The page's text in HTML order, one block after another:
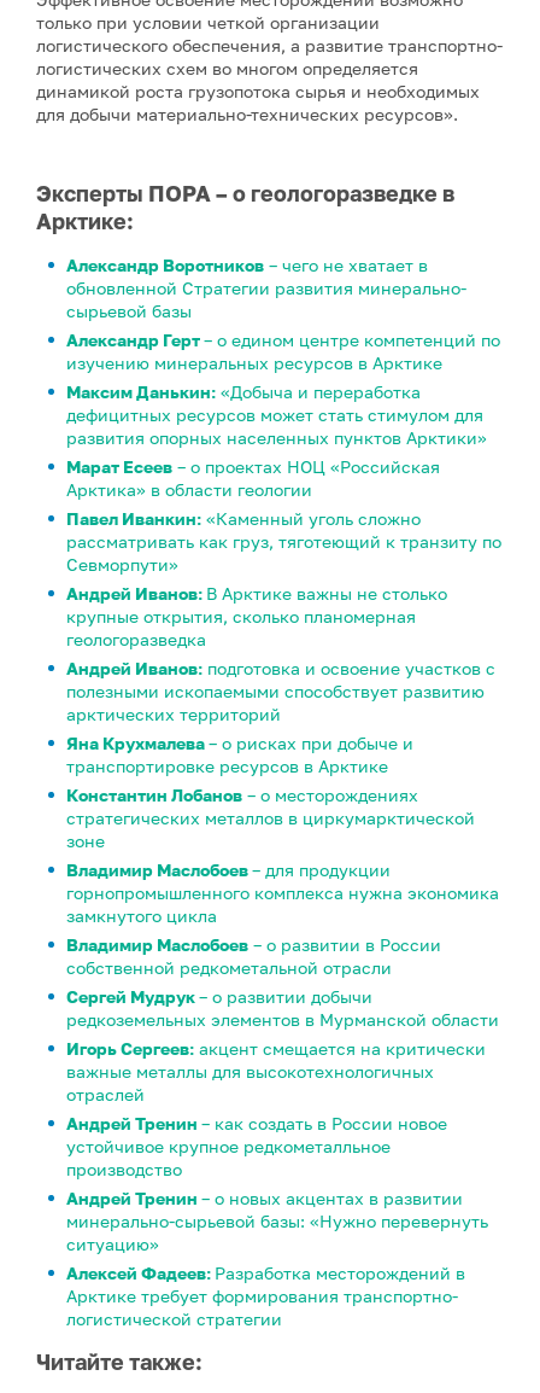
только при условии четкой организации
логистического обеспечения, а развитие транспортно-
логистических схем во многом определяется
динамикой роста грузопотока сырья и необходимых
для добычи материально-технических ресурсов».
Эксперты ПОРА – о геологоразведке в
Арктике:
Александр Воротников – чего не хватает в
обновленной Стратегии развития минерально-
сырьевой базы
Александр Герт– о едином центре компетенций по
изучению минеральных ресурсов в Арктике
Максим Данькин: «Добыча и переработка
дефицитных ресурсов может стать стимулом для
развития опорных населенных пунктов Арктики»
Марат Есеев – о проектах НОЦ «Российская
Арктика» в области геологии
Павел Иванкин: «Каменный уголь сложно
рассматривать как груз, тяготеющий к транзиту по
Севморпути»
Андрей Иванов: В Арктике важны не столько
крупные открытия, сколько планомерная
геологоразведка
Андрей Иванов: подготовка и освоение участков с
полезными ископаемыми способствует развитию
арктических территорий
Яна Крухмалева– о рисках при добыче и
транспортировке ресурсов в Арктике
Константин Лобанов – о месторождениях
стратегических металлов в циркумарктической
зоне
Владимир Маслобоев– для продукции
горнопромышленного комплекса нужна экономика
замкнутого цикла
Владимир Маслобоев – о развитии в России
собственной редкометальной отрасли
Сергей Мудрук– о развитии добычи
редкоземельных элементов в Мурманской области
Игорь Сергеев: акцент смещается на критически
важные металлы для высокотехнологичных
отраслей
Андрей Тренин – как создать в России новое
устойчивое крупное редкометалльное
производство
Андрей Тренин – о новых акцентах в развитии
минерально-сырьевой базы: «Нужно перевернуть
ситуацию»
Алексей Фадеев: Разработка месторождений в
Арктике требует формирования транспортно-
логистической стратегии
Читайте также: